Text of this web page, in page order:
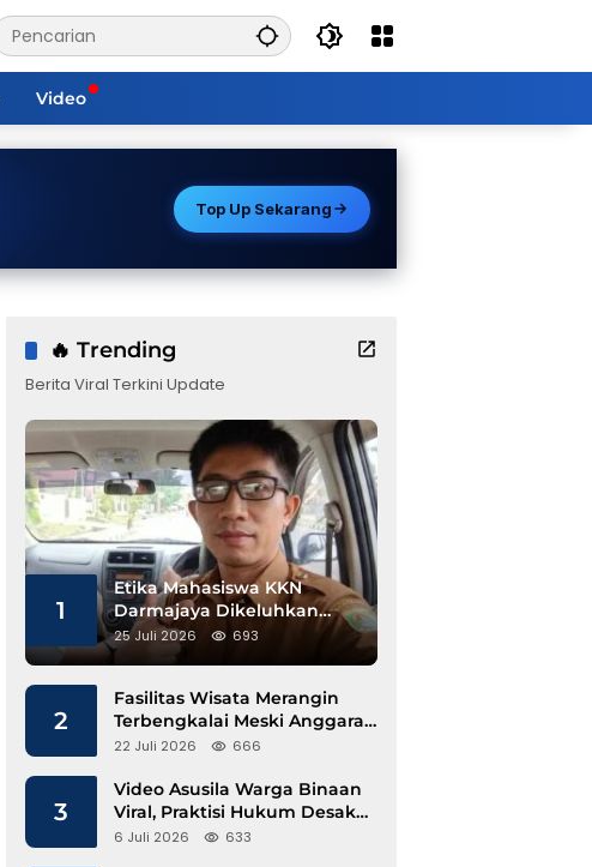
Video
Top Up Sekarang
🔥 Trending
Berita Viral Terkini Update
1
Etika Mahasiswa KKN
Darmajaya Dikeluhkan
Kepala Pekon Sinar Jawa
25 Juli 2026 693
2
Fasilitas Wisata Merangin
Terbengkalai Meski Anggaran
Perawatan Terus Mengalir
22 Juli 2026 666
3
Video Asusila Warga Binaan
Viral, Praktisi Hukum Desak
Evaluasi Lapas Tanjung Raja
6 Juli 2026 633